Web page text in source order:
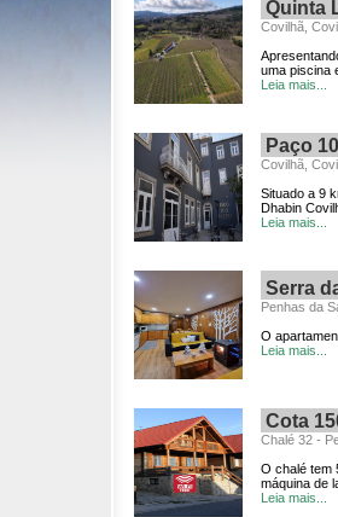
Quinta
Covilhã,
uma piscina
Leia mais...
Paço
Covilhã,
Situado a 9
Dhabin
Leia mais...
Serra
Penhas da
O
Leia mais...
Cota
Chalé 32 -
O chalé tem
máquina de
Leia mais...